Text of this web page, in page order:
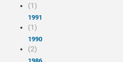
(1)
1991
(1)
1990
(2)